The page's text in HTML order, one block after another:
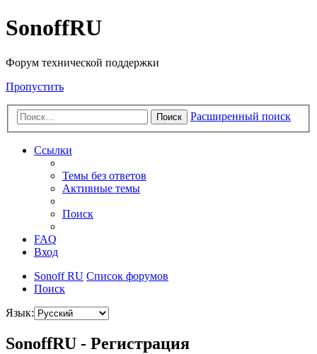
SonoffRU
Форум технической поддержки
Пропустить
Поиск Расширенный поиск
Ссылки
Темы без ответов
Активные темы
Поиск
FAQ
Вход
Sonoff RU Список форумов
Поиск
Язык:
SonoffRU - Регистрация